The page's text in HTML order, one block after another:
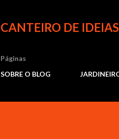
CANTEIRO DE IDEIAS
Páginas
SOBRE O BLOG